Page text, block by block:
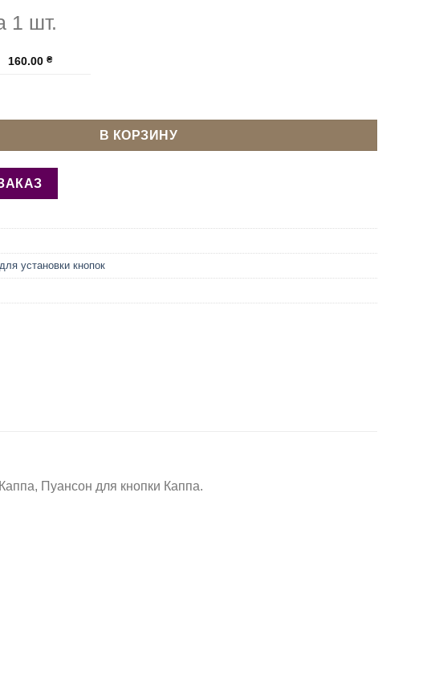
1 шт.
160.00₴
Матрица (насадка) для установки кнопок Каппа 12.5 мм
В КОРЗИНУ
установки кнопок
Пуансон для кнопки Каппа.